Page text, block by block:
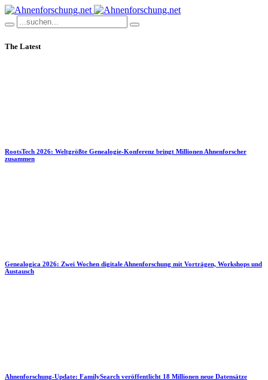
The Latest
RootsTech 2026: Weltgrößte Genealogie-Konferenz bringt Millionen Ahnenforscher
zusammen
Genealogica 2026: Zwei Wochen digitale Ahnenforschung mit Vorträgen, Workshops und
Austausch
Ahnenforschung-Update: FamilySearch veröffentlicht 18 Millionen neue Datensätze